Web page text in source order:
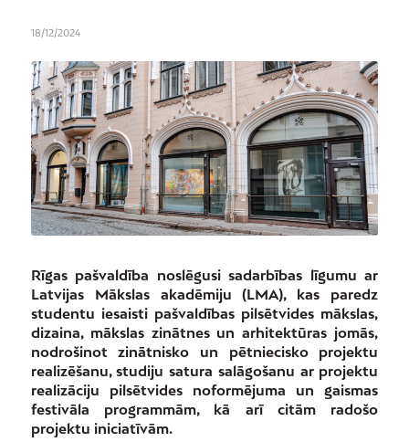
18/12/2024
Rīgas pašvaldība noslēgusi sadarbības līgumu ar
Latvijas Mākslas akadēmiju (LMA), kas paredz
studentu iesaisti pašvaldības pilsētvides mākslas,
dizaina, mākslas zinātnes un arhitektūras jomās,
nodrošinot zinātnisko un pētniecisko projektu
realizēšanu, studiju satura salāgošanu ar projektu
realizāciju pilsētvides noformējuma un gaismas
festivāla programmām, kā arī citām radošo
projektu iniciatīvām.